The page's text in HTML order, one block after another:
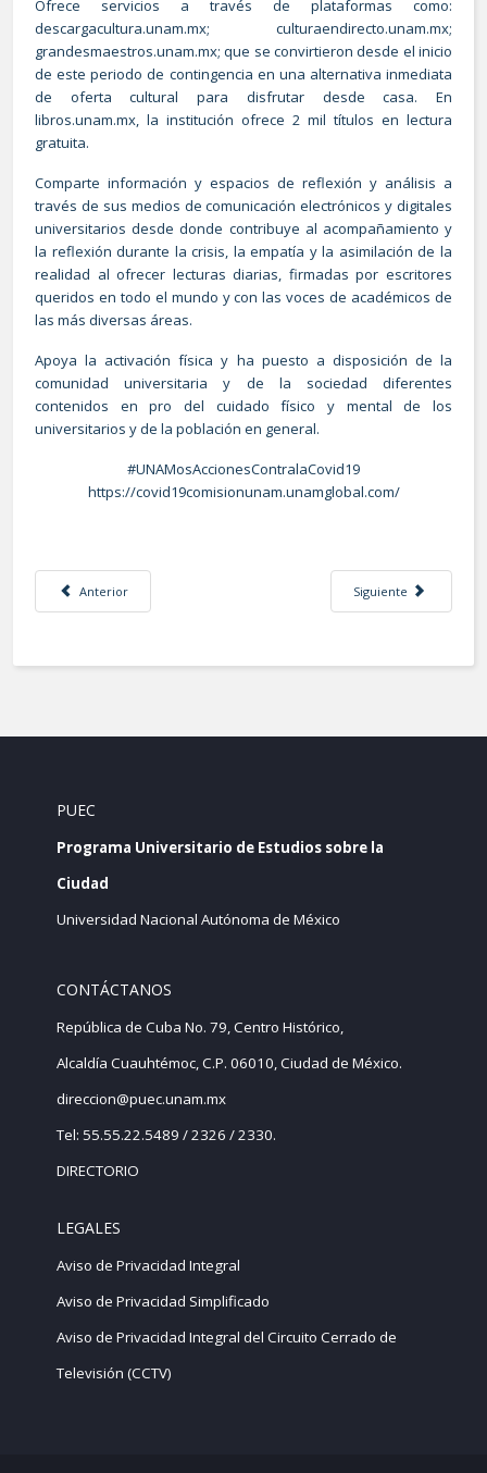
Ofrece servicios a través de plataformas como:
descargacultura.unam.mx; culturaendirecto.unam.mx;
grandesmaestros.unam.mx; que se convirtieron desde el inicio
de este periodo de contingencia en una alternativa inmediata
de oferta cultural para disfrutar desde casa. En
libros.unam.mx, la institución ofrece 2 mil títulos en lectura
gratuita.
Comparte información y espacios de reflexión y análisis a
través de sus medios de comunicación electrónicos y digitales
universitarios desde donde contribuye al acompañamiento y
la reflexión durante la crisis, la empatía y la asimilación de la
realidad al ofrecer lecturas diarias, firmadas por escritores
queridos en todo el mundo y con las voces de académicos de
las más diversas áreas.
Apoya la activación física y ha puesto a disposición de la
comunidad universitaria y de la sociedad diferentes
contenidos en pro del cuidado físico y mental de los
universitarios y de la población en general.
#UNAMosAccionesContralaCovid19
https://covid19comisionunam.unamglobal.com/
Artículo anterior: CONOCIMIENTO, EDUCACIÓN Y PARTICIPACIÓN SOCIAL,
Anterior Artículo siguiente:
Siguiente
PUEC
Programa Universitario de Estudios sobre la
Ciudad
Universidad Nacional Autónoma de México
CONTÁCTANOS
República de Cuba No. 79, Centro Histórico,
Alcaldía Cuauhtémoc, C.P. 06010, Ciudad de México.
direccion@puec.unam.mx
Tel: 55.55.22.5489 / 2326 / 2330.
DIRECTORIO
LEGALES
Aviso de Privacidad Integral
Aviso de Privacidad Simplificado
Aviso de Privacidad Integral del Circuito Cerrado de
Televisión (CCTV)